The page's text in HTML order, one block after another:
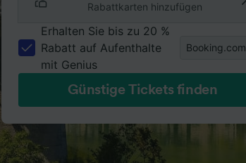
Rabattkarten hinzufügen
Erhalten Sie bis zu 20 %
Rabatt auf Aufenthalte
mit Genius
Booking.com
Günstige Tickets finden